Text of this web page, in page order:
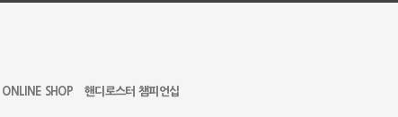
ONLINE SHOP 핸디로스터 챔피언십